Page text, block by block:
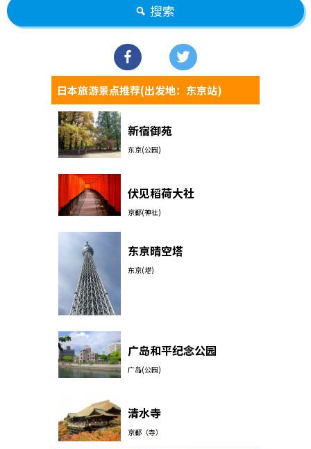
搜索
日本旅游景点推荐(出发地：东京站)
新宿御苑
东京(公园)
伏见稻荷大社
京都(神社)
东京晴空塔
东京(塔)
广岛和平纪念公园
广岛(公园)
清水寺
京都（寺）